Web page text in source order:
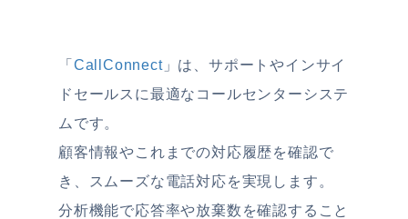
「 CallConnect」は、サポートやインサイ
ドセールスに最適なコールセンターシステ
ムです。
顧客情報やこれまでの対応履歴を確認で
き、スムーズな電話対応を実現します。
分析機能で応答率や放棄数を確認すること